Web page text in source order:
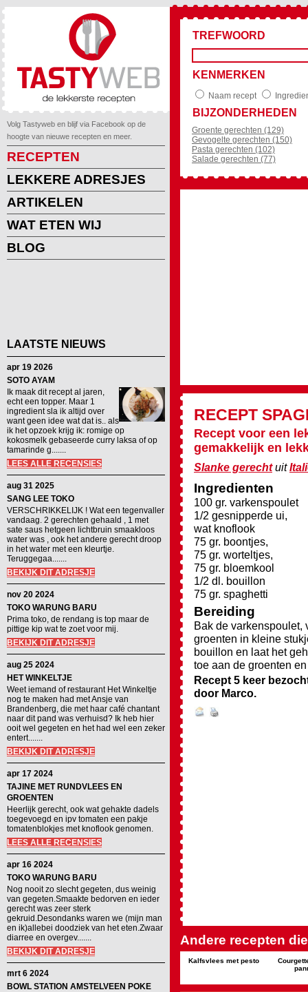
Volg Tastyweb en blijf via Facebook op de
hoogte van nieuwe recepten en meer.
RECEPTEN
LEKKERE ADRESJES
ARTIKELEN
WAT ETEN WIJ
BLOG
LAATSTE NIEUWS
apr 19 2026
SOTO AYAM
Ik maak dit recept al jaren,
echt een topper. Maar 1
ingredient sla ik altijd over
want geen idee wat dat is.. als
ik het opzoek krijg ik: romige op
kokosmelk gebaseerde curry laksa of op
tamarinde g.......
LEES ALLE RECENSIES
aug 31 2025
SANG LEE TOKO
VERSCHRIKKELIJK ! Wat een tegenvaller
vandaag. 2 gerechten gehaald , 1 met
sate saus hetgeen lichtbruin smaakloos
water was , ook het andere gerecht droop
in het water met een kleurtje.
Teruggegaa.......
BEKIJK DIT ADRESJE
nov 20 2024
TOKO WARUNG BARU
Prima toko, de rendang is top maar de
pittige kip wat te zoet voor mij.
BEKIJK DIT ADRESJE
aug 25 2024
HET WINKELTJE
Weet iemand of restaurant Het Winkeltje
nog te maken had met Ansje van
Brandenberg, die met haar café chantant
naar dit pand was verhuisd? Ik heb hier
ooit wel gegeten en het had wel een zeker
entert.......
BEKIJK DIT ADRESJE
apr 17 2024
TAJINE MET RUNDVLEES EN
GROENTEN
Heerlijk gerecht, ook wat gehakte dadels
toegevoegd en ipv tomaten een pakje
tomatenblokjes met knoflook genomen.
LEES ALLE RECENSIES
apr 16 2024
TOKO WARUNG BARU
Nog nooit zo slecht gegeten, dus weinig
van gegeten.Smaakte bedorven en ieder
gerecht was zeer sterk
gekruid.Desondanks waren we (mijn man
en ik)allebei doodziek van het eten.Zwaar
diarree en overgev.......
BEKIJK DIT ADRESJE
mrt 6 2024
BOWL STATION AMSTELVEEN POKE
TREFWOORD
KENMERKEN
Naam recept
BIJZONDERHEDEN
Groente gerechten (129)
Gevogelte gerechten (150)
Pasta gerechten (102)
Salade gerechten (77)
RECEPT
Recept voor een
gemakkelijk en
Slanke gerechtuit
Ingredienten
100 gr. varkenspoulet
1/2 gesnipperde ui,
wat knoflook
75 gr. boontjes,
75 gr. worteltjes,
75 gr. bloemkool
1/2 dl. bouillon
75 gr. spaghetti
Bereiding
Bak de varkenspoulet,
groenten in kleine
bouillon en laat het
toe aan de groenten
Recept 5 keer
door Marco.
Andere recepten
Kalfsvlees met pesto